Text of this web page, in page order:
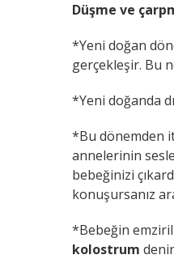
Düşme ve
*Yeni doğan
gerçekleşir. Bu
*Yeni doğanda
*Bu dönemden
annelerinin
bebeğinizi
konuşursanız
*Bebeğin
kolostrum